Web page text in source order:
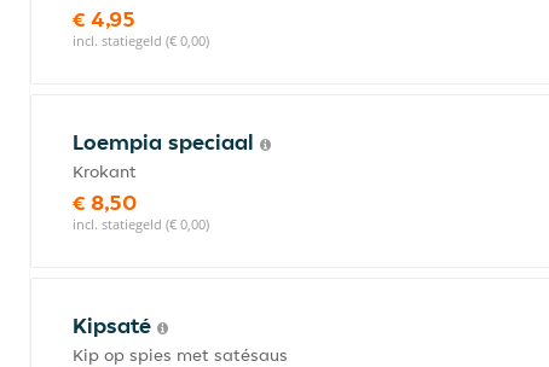
€ 4,95
incl. statiegeld (€ 0,00)
Loempia speciaal
Krokant
€ 8,50
incl. statiegeld (€ 0,00)
Kipsaté
Kip op spies met satésaus